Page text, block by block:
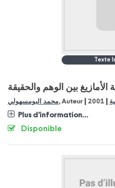
Texte
الأمازيغ بين الوهم والحقيقة
محمد البومسهولي, Auteur 2001
Plus d'information...
Disponible